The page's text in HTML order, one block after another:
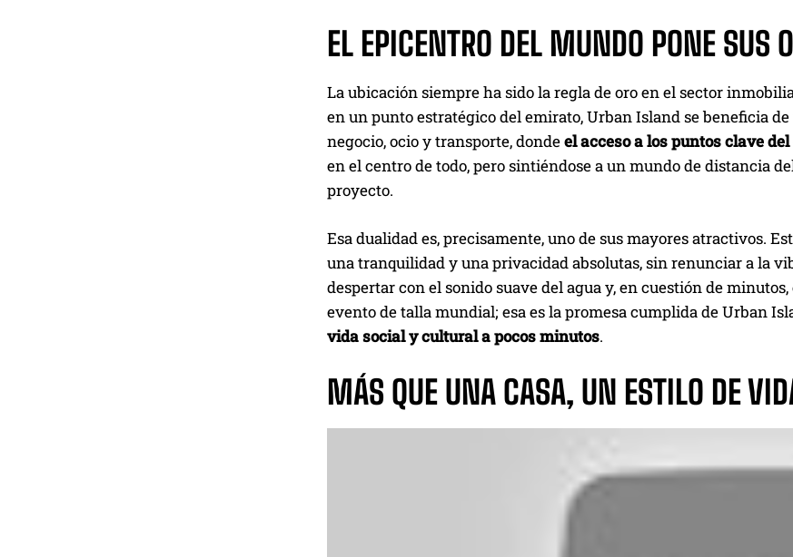
EL EPICENTRO DEL MUNDO PONE SUS
La ubicación siempre ha sido la regla de oro en el sector
en un punto estratégico del emirato, Urban Island se beneficia
negocio, ocio y transporte, dondeel acceso a los puntos clave
en el centro de todo, pero sintiéndose a un mundo de distancia
proyecto.
Esa dualidad es, precisamente, uno de sus mayores atractivos.
una tranquilidad y una privacidad absolutas, sin renunciar a la
despertar con el sonido suave del agua y, en cuestión de
evento de talla mundial; esa es la promesa cumplida de Urban
vida social y cultural a pocos minutos.
MÁS QUE UNA CASA, UN ESTILO DE